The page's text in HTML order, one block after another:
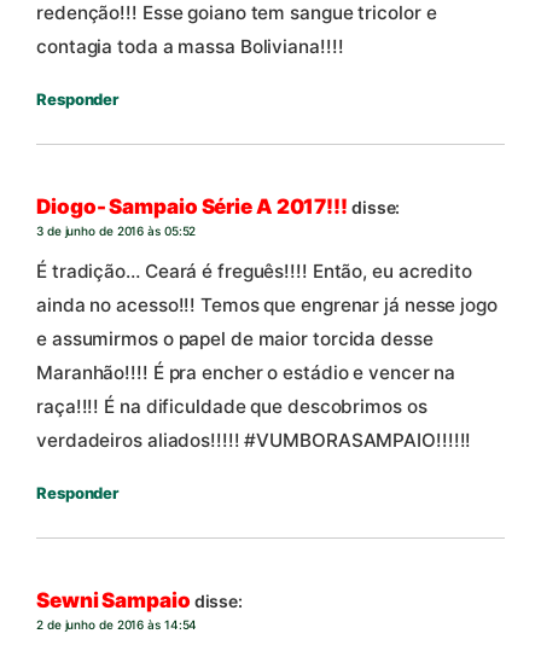
redenção!!! Esse goiano tem sangue tricolor e
contagia toda a massa Boliviana!!!!
Responder
Diogo- Sampaio Série A 2017!!! disse:
3 de junho de 2016 às 05:52
É tradição… Ceará é freguês!!!! Então, eu acredito
ainda no acesso!!! Temos que engrenar já nesse jogo
e assumirmos o papel de maior torcida desse
Maranhão!!!! É pra encher o estádio e vencer na
raça!!!! É na dificuldade que descobrimos os
verdadeiros aliados!!!!! #VUMBORASAMPAIO!!!!!!
Responder
Sewni Sampaio disse:
2 de junho de 2016 às 14:54